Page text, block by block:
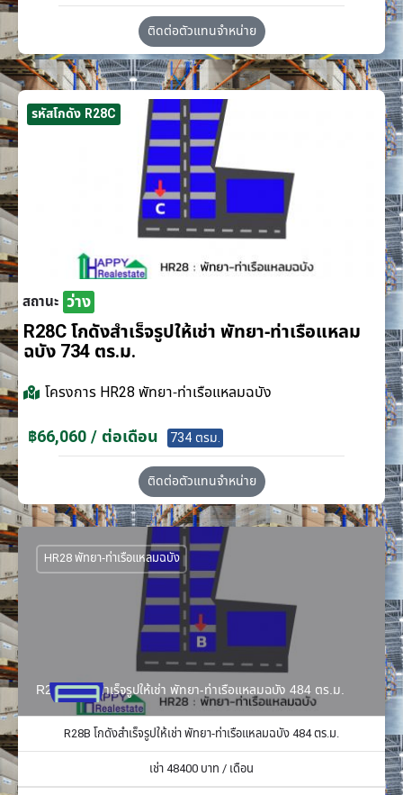
ติดต่อตัวแทนจำหน่าย
รหัสโกดัง R28C
สถานะ ว่าง
R28C โกดังสำเร็จรูปให้เช่า พัทยา-ท่าเรือแหลม
ฉบัง 734 ตร.ม.
โครงการ HR28 พัทยา-ท่าเรือแหลมฉบัง
฿66,060 / ต่อเดือน 734 ตรม.
ติดต่อตัวแทนจำหน่าย
R28B โกดังสำเร็จรูปให้เช่า พัทยา-ท่าเรือแหลมฉบัง 484 ตร.ม.
HR28 พัทยา-ท่าเรือแหลมฉบัง
R28B โกดังสำเร็จรูปให้เช่า พัทยา-ท่าเรือแหลมฉบัง 484 ตร.ม.
เช่า48400 บาท / เดือน